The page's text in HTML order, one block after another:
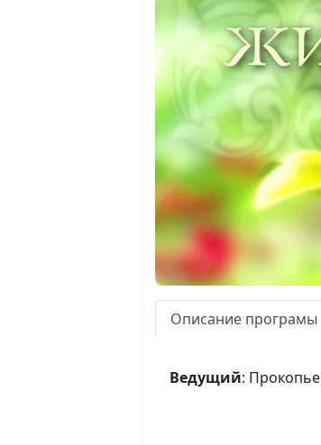
Описание програмы
Ведущий: